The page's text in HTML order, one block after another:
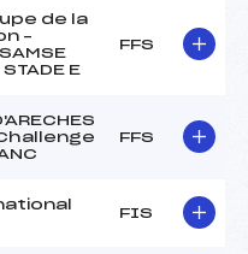
de la
–
E
FFS
FFS
FIS